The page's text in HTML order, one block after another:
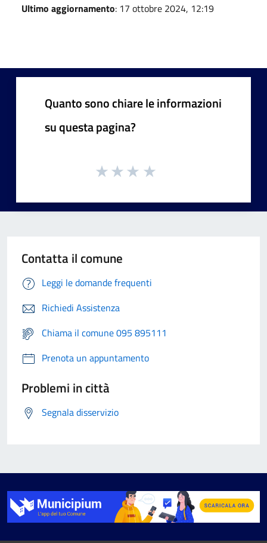
Ultimo aggiornamento: 17 ottobre 2024, 12:19
Quanto sono chiare le informazioni
su questa pagina?
Contatta il comune
Leggi le domande frequenti
Richiedi Assistenza
Chiama il comune 095 895111
Prenota un appuntamento
Problemi in città
Segnala disservizio